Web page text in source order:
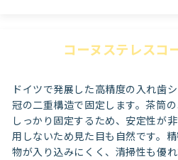
コーヌステレスコ
ドイツで発展した高精度の入れ歯
冠の二重構造で固定します。茶筒
しっかり固定するため、安定性が
用しないため見た目も自然です。
物が入り込みにくく、清掃性も優れ